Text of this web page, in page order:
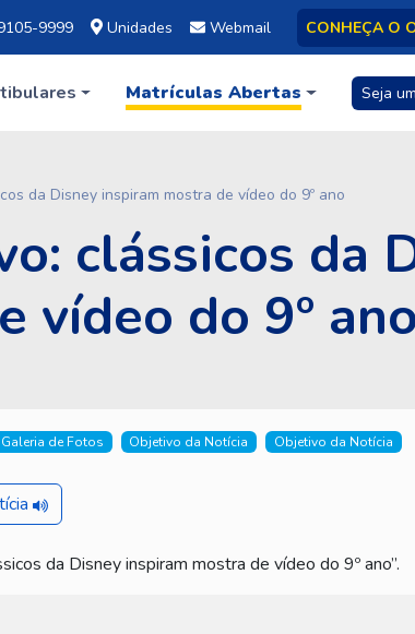
9999 Unidades Webmail CONHEÇA O
Matrículas Abertas Seja
da Disney inspiram mostra de vídeo do 9º ano
clássicos da
vídeo do 9º ano
Galeria de Fotos Objetivo da Notícia Objetivo da Notícia
da Disney inspiram mostra de vídeo do 9º ano”.